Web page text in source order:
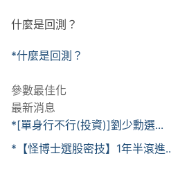
什麼是回測？
*什麼是回測？
參數最佳化
最新消息
*[單身行不行(投資)]劉少勳選...
*【怪博士選股密技】1年半滾進